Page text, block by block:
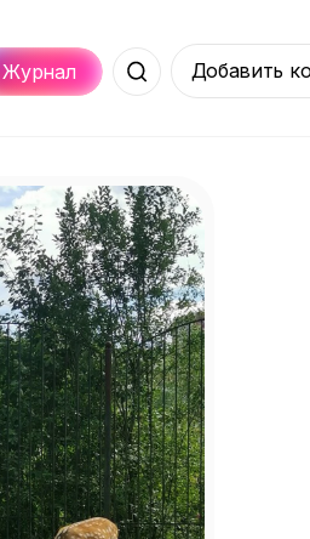
Спорт Услуги Покупки
Журнал Места Добавить